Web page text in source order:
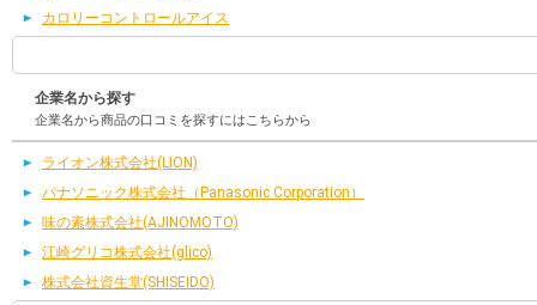
カロリーコントロールアイス
企業名から探す
企業名から商品の口コミを探すにはこちらから
ライオン株式会社(LION)
パナソニック株式会社（Panasonic Corporation）
味の素株式会社(AJINOMOTO)
江崎グリコ株式会社(glico)
株式会社資生堂(SHISEIDO)